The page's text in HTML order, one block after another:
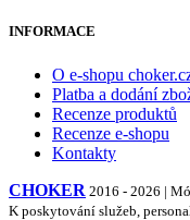
INFORMACE
O e-shopu
Platba a dodání
Recenze produktů
Recenze e-shopu
Kontakty
CHOKER 2016 - 2026 |
K poskytování služeb,